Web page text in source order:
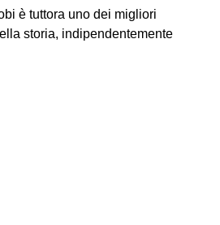
è tuttora uno dei migliori
storia, indipendentemente